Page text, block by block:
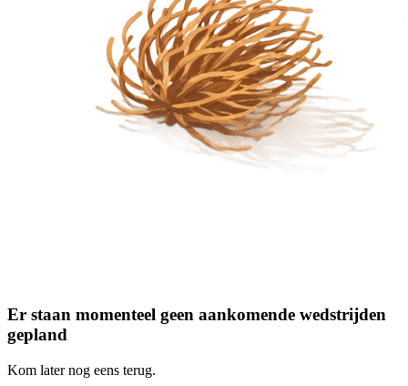
Er staan momenteel geen aankomende wedstrijden
gepland
Kom later nog eens terug.